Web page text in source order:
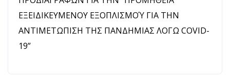
ΕΞΕΙΔΙΚΕΥΜΕΝΟΥ ΕΞΟΠΛΙΣΜΟΎ ΓΙΑ ΤΗΝ
ΑΝΤΙΜΕΤΩΠΙΣΗ ΤΗΣ ΠΑΝΔΗΜΙΑΣ ΛΟΓΩ COVID-
19”